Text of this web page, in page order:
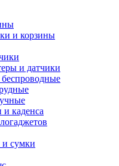
и корзины
и датчики
и каденса
и сумки